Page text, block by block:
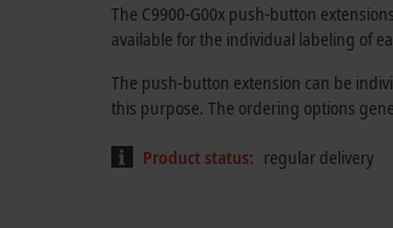
The C9900-G00x push-button
available for the individual labeling of
The push-button extension can be
this purpose. The ordering options
Product status: regular delivery